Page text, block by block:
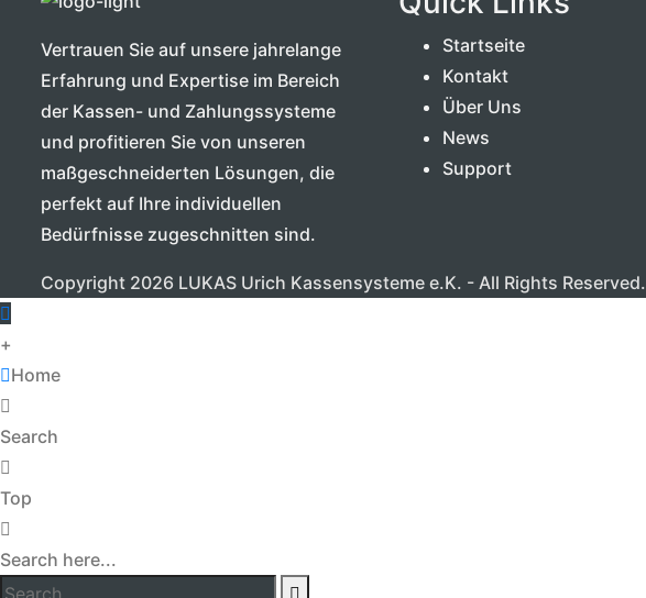
Vertrauen Sie auf unsere jahrelange
Erfahrung und Expertise im Bereich
der Kassen- und Zahlungssysteme
und profitieren Sie von unseren
maßgeschneiderten Lösungen, die
perfekt auf Ihre individuellen
Bedürfnisse zugeschnitten sind.
Startseite
Kontakt
Über Uns
News
Support
Copyright 2026 LUKAS Urich Kassensysteme e.K. - All Rights Reserved.
+
Home
Search
Top
Search here...